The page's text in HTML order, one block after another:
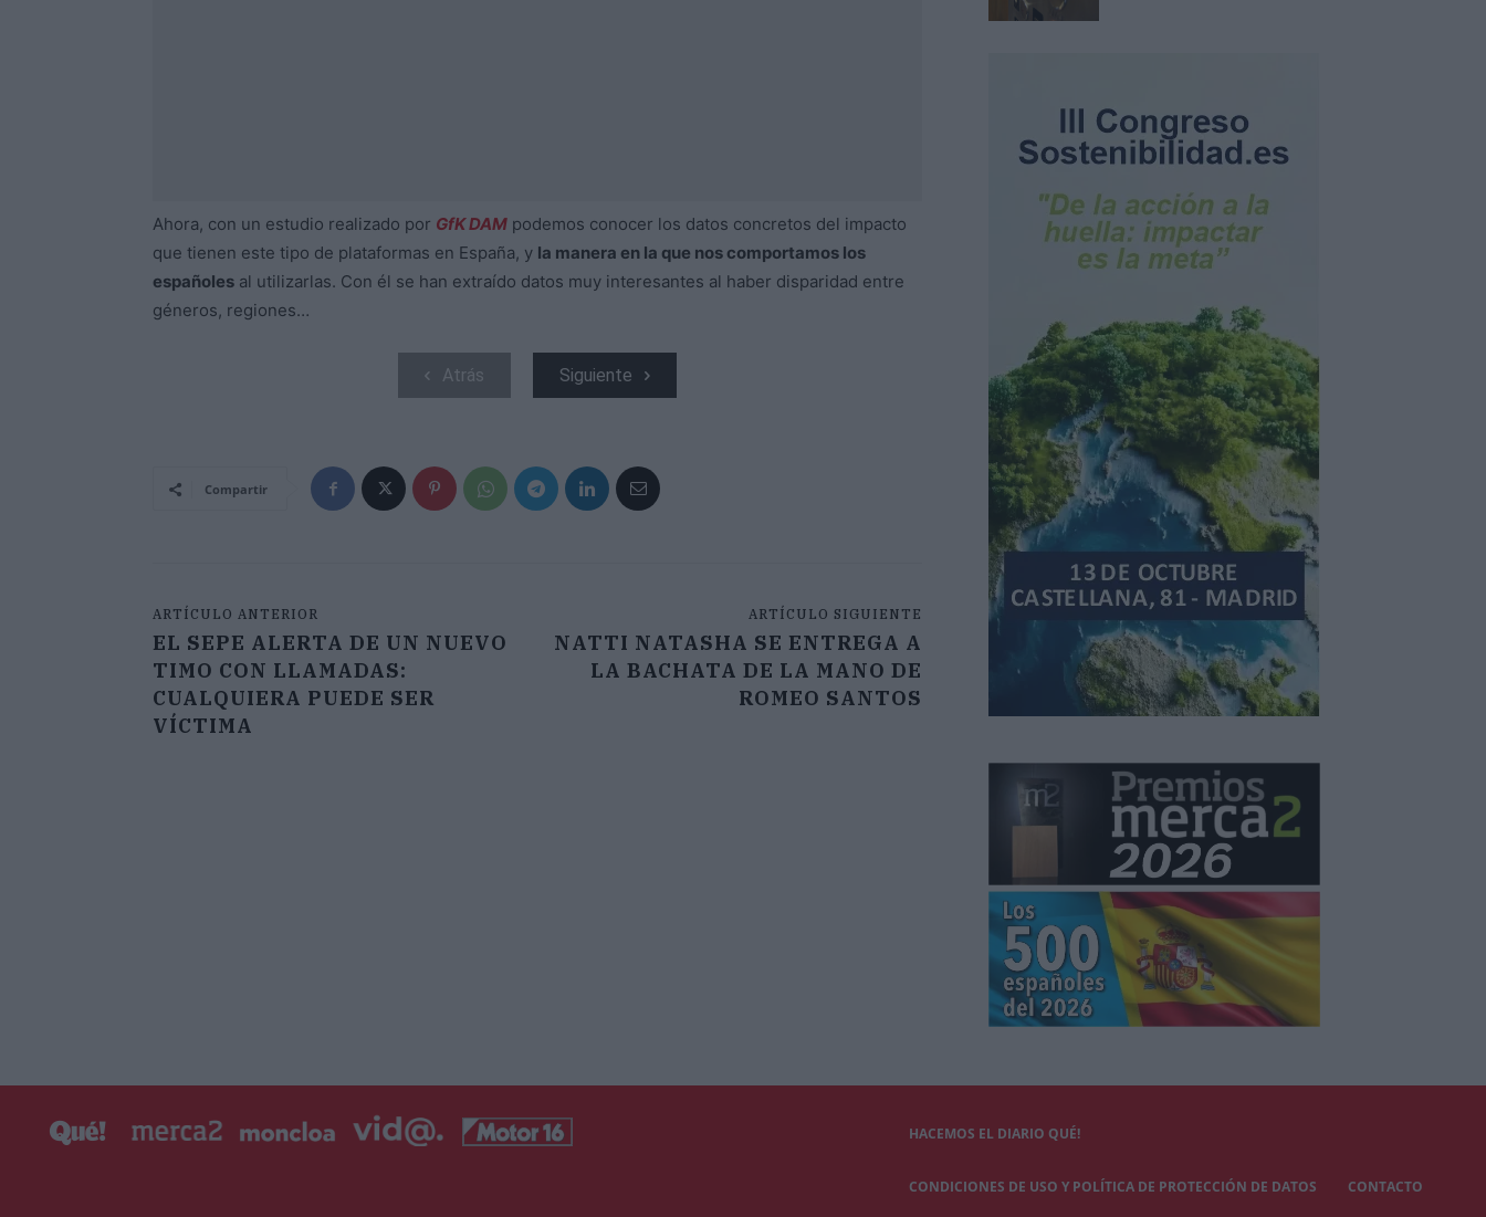
Ahora, con un estudio realizado por GfK DAM podemos conocer los datos concretos del impacto
que tienen este tipo de plataformas en España, y la manera en la que nos comportamos los
españoles al utilizarlas. Con él se han extraído datos muy interesantes al haber disparidad entre
géneros, regiones…
Atrás Siguiente
Compartir
ARTÍCULO ANTERIOR
EL SEPE ALERTA DE UN NUEVO
TIMO CON LLAMADAS:
CUALQUIERA PUEDE SER
VÍCTIMA
ARTÍCULO SIGUIENTE
NATTI NATASHA SE ENTREGA A
LA BACHATA DE LA MANO DE
ROMEO SANTOS
HACEMOS EL DIARIO QUÉ!
CONDICIONES DE USO Y POLÍTICA DE PROTECCIÓN DE DATOS CONTACTO